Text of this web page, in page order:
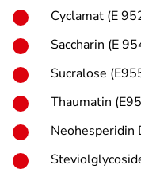
Cyclamat (E
Saccharin (E
Sucralose
Thaumatin
Neohesperidin